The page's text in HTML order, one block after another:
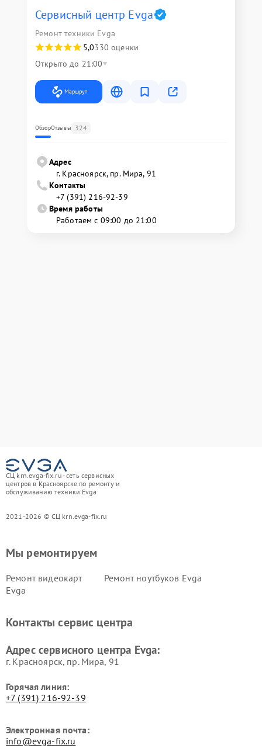
Сервисный центр Evga
Ремонт техники Evga
5,0330 оценки
Открыто до 21:00
Маршрут
ОбзорОтзывы 324
Адрес
г. Красноярск, ​пр. Мира, 91
Контакты
+7 (391) 216-92-39
Время работы
Работаем с 09:00 до 21:00
СЦ krn.evga-fix.ru - сеть сервисных
центров в Красноярске по ремонту и
обслуживанию техники Evga
2021-2026 © СЦ krn.evga-fix.ru
Мы ремонтируем
Ремонт видеокарт
Evga
Ремонт ноутбуков Evga
Контакты сервис центра
Адрес сервисного центра Evga:
г. Красноярск, ​пр. Мира, 91
Горячая линия:
+7 (391) 216-92-39
Электронная почта:
info@evga-fix.ru